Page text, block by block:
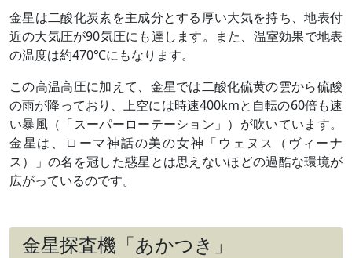
金星は二酸化炭素を主成分とする厚い大気を持ち、地表付
近の大気圧が90気圧にも達します。また、温室効果で地表
の温度は約470℃にもなります。
この高温高圧に加えて、金星では二酸化硫黄の雲から硫酸
の雨が降っており、上空には時速400kmと自転の60倍も速
い暴風（「スーパーローテーション」）が吹いています。
金星は、ローマ神話の美の女神「ウェヌス（ヴィーナ
ス）」の名を冠した惑星とは思えないほどの過酷な環境が
広がっているのです。
金星探査機「あかつき」